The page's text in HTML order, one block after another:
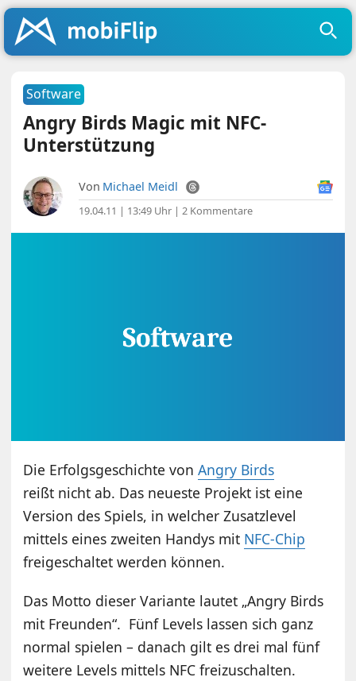
Software
Angry Birds Magic mit NFC-
Unterstützung
Von Michael Meidl
19.04.11 | 13:49 Uhr |2 Kommentare
Die Erfolgsgeschichte vonAngry Birds
reißt nicht ab. Das neueste Projekt ist eine
Version des Spiels, in welcher Zusatzlevel
mittels eines zweiten Handys mit NFC-Chip
freigeschaltet werden können.
Das Motto dieser Variante lautet „Angry Birds
mit Freunden“. Fünf Levels lassen sich ganz
normal spielen – danach gilt es drei mal fünf
weitere Levels mittels NFC freizuschalten.